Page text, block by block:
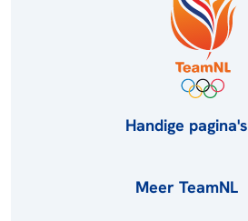
Handige pagina's
Meer TeamNL